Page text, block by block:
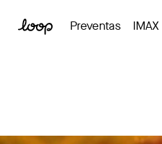
Preventas IMAX